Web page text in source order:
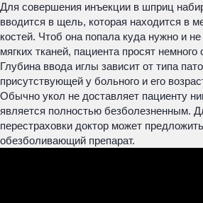
Для совершения инъекции в шприц
вводится в щель, которая находится в
костей. Чтоб она попала куда нужно и
мягких тканей, пациента просят немного
Глубина ввода иглы зависит от типа
присутствующей у больного и его
Обычно укол не доставляет пациенту
является полностью безболезненным.
перестраховки доктор может
обезболивающий препарат.